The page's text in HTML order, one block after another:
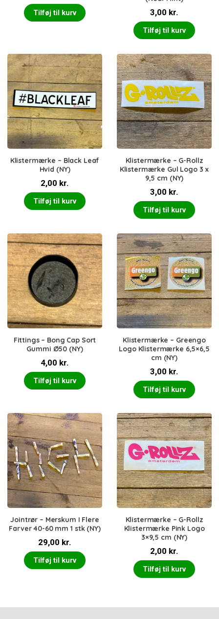
Tilføj til kurv 3,00 kr.
Tilføj til kurv
Klistermærke – Black Leaf
Hvid (NY)
2,00 kr.
Tilføj til kurv
Klistermærke – G-Rollz
Klistermærke Gul Logo 3 x
9,5 cm (NY)
3,00 kr.
Tilføj til kurv
Fittings – Bong Cap Sort
Gummi Ø50 (NY)
4,00 kr.
Tilføj til kurv
Klistermærke – Greengo
Logo Klistermærke 6,5×6,5
cm (NY)
3,00 kr.
Tilføj til kurv
Jointrør – Merskum I Flere
Farver 40-60 mm 1 stk (NY)
29,00 kr.
Tilføj til kurv
Klistermærke – G-Rollz
Klistermærke Pink Logo
3×9,5 cm (NY)
2,00 kr.
Tilføj til kurv